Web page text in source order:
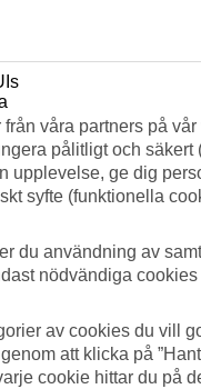
våra partners på
pålitligt och säkert
upplevelse, ge dig
syfte (funktionella
du användning av
nödvändiga
av cookies du vill
att klicka på
cookie hittar du på